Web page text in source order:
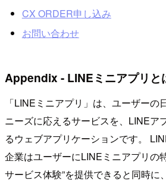
CX ORDER申し込み
お問い合わせ
Appendix - LINEミニアプリと
「LINEミニアプリ」は、ユーザーの
ニーズに応えるサービスを、LINEア
るウェブアプリケーションです。
企業はユーザーにLINEミニアプリの
サービス体験”を提供できると同時に